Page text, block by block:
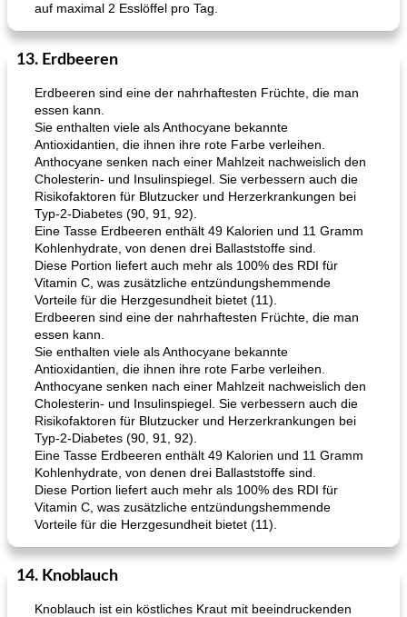
auf maximal 2 Esslöffel pro Tag.
13. Erdbeeren
Erdbeeren sind eine der nahrhaftesten Früchte, die man
essen kann.
Sie enthalten viele als Anthocyane bekannte
Antioxidantien, die ihnen ihre rote Farbe verleihen.
Anthocyane senken nach einer Mahlzeit nachweislich den
Cholesterin- und Insulinspiegel. Sie verbessern auch die
Risikofaktoren für Blutzucker und Herzerkrankungen bei
Typ-2-Diabetes (90, 91, 92).
Eine Tasse Erdbeeren enthält 49 Kalorien und 11 Gramm
Kohlenhydrate, von denen drei Ballaststoffe sind.
Diese Portion liefert auch mehr als 100% des RDI für
Vitamin C, was zusätzliche entzündungshemmende
Vorteile für die Herzgesundheit bietet (11).
Erdbeeren sind eine der nahrhaftesten Früchte, die man
essen kann.
Sie enthalten viele als Anthocyane bekannte
Antioxidantien, die ihnen ihre rote Farbe verleihen.
Anthocyane senken nach einer Mahlzeit nachweislich den
Cholesterin- und Insulinspiegel. Sie verbessern auch die
Risikofaktoren für Blutzucker und Herzerkrankungen bei
Typ-2-Diabetes (90, 91, 92).
Eine Tasse Erdbeeren enthält 49 Kalorien und 11 Gramm
Kohlenhydrate, von denen drei Ballaststoffe sind.
Diese Portion liefert auch mehr als 100% des RDI für
Vitamin C, was zusätzliche entzündungshemmende
Vorteile für die Herzgesundheit bietet (11).
14. Knoblauch
Knoblauch ist ein köstliches Kraut mit beeindruckenden